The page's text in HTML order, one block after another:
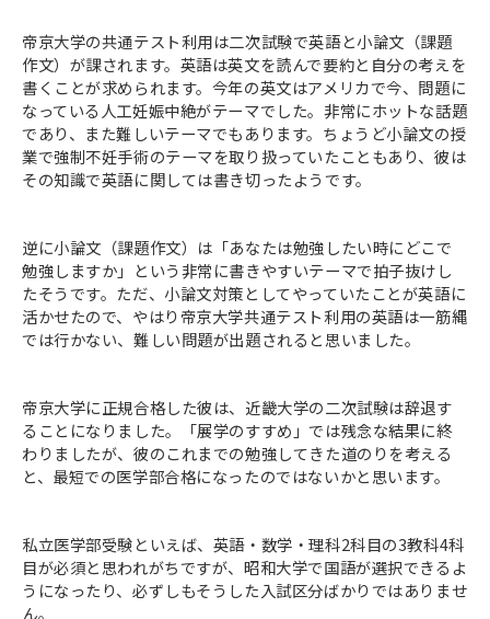
帝京大学の共通テスト利用は二次試験で英語と小論文（課題
作文）が課されます。英語は英文を読んで要約と自分の考えを
書くことが求められます。今年の英文はアメリカで今、問題に
なっている人工妊娠中絶がテーマでした。非常にホットな話題
であり、また難しいテーマでもあります。ちょうど小論文の授
業で強制不妊手術のテーマを取り扱っていたこともあり、彼は
その知識で英語に関しては書き切ったようです。
逆に小論文（課題作文）は「あなたは勉強したい時にどこで
勉強しますか」という非常に書きやすいテーマで拍子抜けし
たそうです。ただ、小論文対策としてやっていたことが英語に
活かせたので、やはり帝京大学共通テスト利用の英語は一筋縄
では行かない、難しい問題が出題されると思いました。
帝京大学に正規合格した彼は、近畿大学の二次試験は辞退す
ることになりました。「展学のすすめ」では残念な結果に終
わりましたが、彼のこれまでの勉強してきた道のりを考える
と、最短での医学部合格になったのではないかと思います。
私立医学部受験といえば、英語・数学・理科2科目の3教科4科
目が必須と思われがちですが、昭和大学で国語が選択できるよ
うになったり、必ずしもそうした入試区分ばかりではありませ
ん。